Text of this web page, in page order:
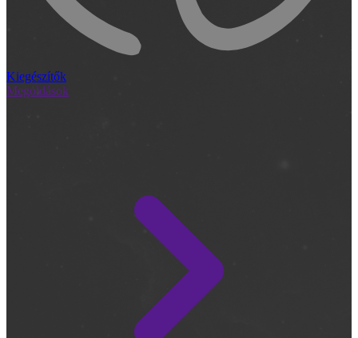
Kiegészítők
Megoldások